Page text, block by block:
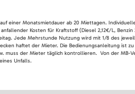
einer Monatsmietdauer ab 20 Miettagen.
Kosten für Kraftstoff (Diesel 2,12€/L,
Jede Mehrstunde Nutzung wird mit 1/8 des
haftet der Mieter. Die Bedienungsanleitung ist
der Mieter täglich kontrollieren. Von der MB-
Unfalls.